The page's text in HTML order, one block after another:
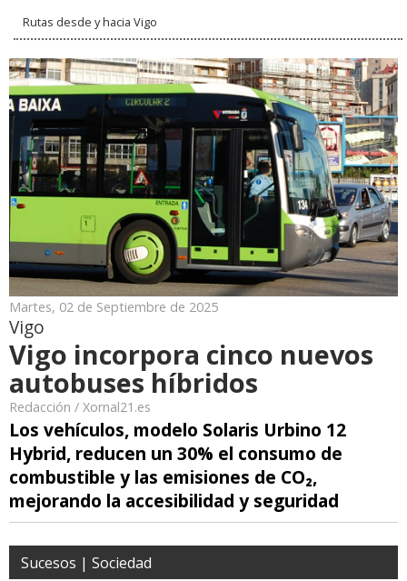
Rutas desde y hacia Vigo
Martes, 02 de Septiembre de 2025
Vigo
Vigo incorpora cinco nuevos
autobuses híbridos
Redacción / Xornal21.es
Los vehículos, modelo Solaris Urbino 12
Hybrid, reducen un 30% el consumo de
combustible y las emisiones de CO₂,
mejorando la accesibilidad y seguridad
Sucesos | Sociedad